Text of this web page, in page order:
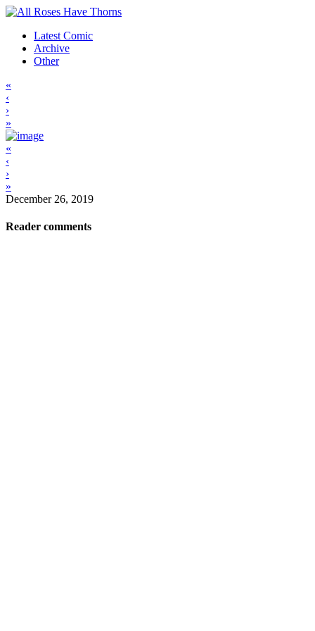
Latest Comic
Archive
Other
«
‹
›
»
«
‹
›
»
December 26, 2019
Reader comments